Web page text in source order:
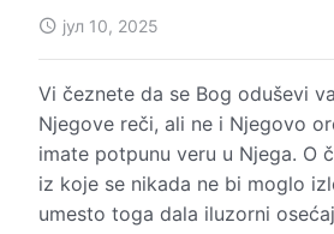
јул 10, 2025
Vi čeznete da se Bog oduševi
Njegove reči, ali ne i Njegovo
imate potpunu veru u Njega. O
iz koje se nikada ne bi moglo
umesto toga dala iluzorni